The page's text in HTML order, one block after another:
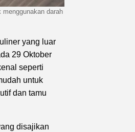
darah
yang luar
29 Oktober
seperti
untuk
dan tamu
disajikan